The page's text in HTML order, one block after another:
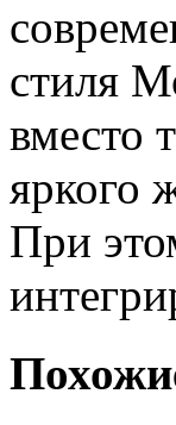
стиля
вместо
яркого
При